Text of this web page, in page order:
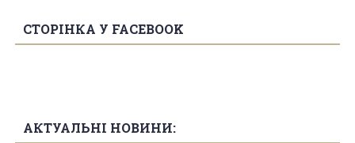
СТОРІНКА У FACEBOOK
АКТУАЛЬНІ НОВИНИ: